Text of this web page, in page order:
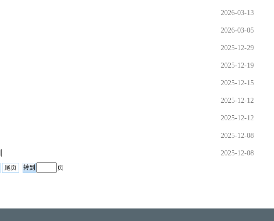
2026-03-13
2026-03-05
2025-12-29
2025-12-19
2025-12-15
2025-12-12
2025-12-12
2025-12-08
2025-12-08
尾页 页